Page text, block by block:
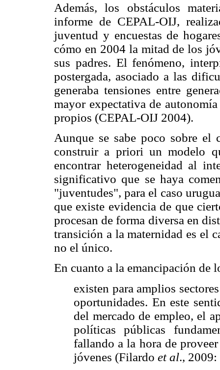
Además, los obstáculos
informe de CEPAL-OIJ,
juventud y encuestas de
cómo en 2004 la mitad de los
sus padres. El fenómeno,
postergada, asociado a las
generaba tensiones entre
mayor expectativa de
propios (CEPAL-OIJ 2004).
Aunque se sabe poco sobre
construir a priori un modelo
encontrar heterogeneidad al
significativo que se haya
"juventudes", para el caso
que existe evidencia de que
procesan de forma diversa en
transición a la maternidad es el
no el único.
En cuanto a la emancipación de
existen para amplios
oportunidades. En este
del mercado de empleo, el
políticas públicas
fallando a la hora de
jóvenes (Filardo et al., 2009: